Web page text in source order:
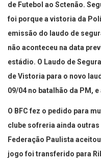
de Futebol ao Sctenão.
foi porque a vistoria da
emissão do laudo de
não aconteceu na data
estádio. O Laudo de
de Vistoria para o novo
09/04 no batalhão da PM,
O BFC fez o pedido para
clube sofreria ainda
Federação Paulista
jogo foi transferido para